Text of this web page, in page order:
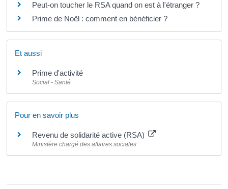
Peut-on toucher le RSA quand on est à l'étranger ?
Prime de Noël : comment en bénéficier ?
Et aussi
Prime d'activité
Social - Santé
Pour en savoir plus
Revenu de solidarité active (RSA)
Ministère chargé des affaires sociales